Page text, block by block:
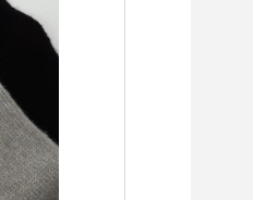
しくださいませ。..#ikkoさん
オススメ #ikkoがガチで選ぶ
elina#ウェリナ#haus #haus
_matsue #hausmatsue #松
江カフェ #島根カフェ #松江